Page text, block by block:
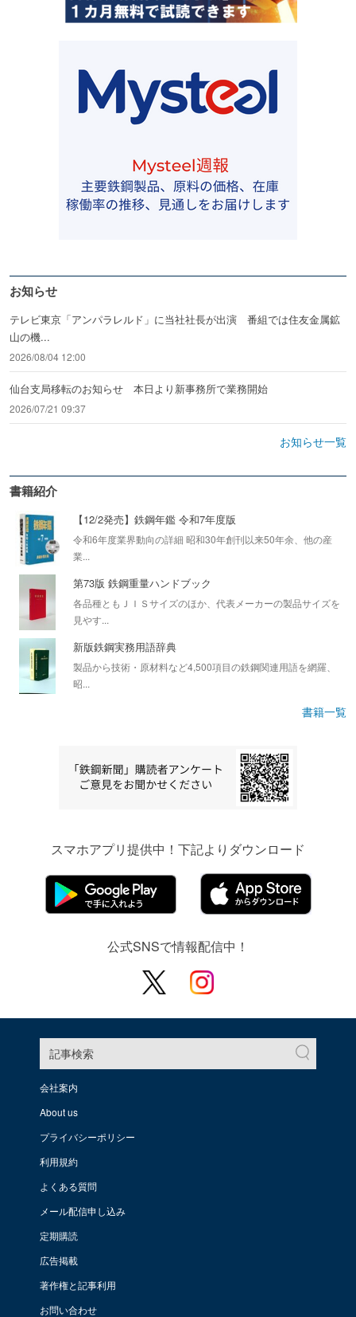
お知らせ
テレビ東京「アンパラレルド」に当社社長が出演 番組では住友金属鉱
山の機...
2026/08/04 12:00
仙台支局移転のお知らせ 本日より新事務所で業務開始
2026/07/21 09:37
お知らせ一覧
書籍紹介
【12/2発売】鉄鋼年鑑 令和7年度版
令和6年度業界動向の詳細 昭和30年創刊以来50年余、他の産
業...
第73版 鉄鋼重量ハンドブック
各品種ともＪＩＳサイズのほか、代表メーカーの製品サイズを
見やす...
新版鉄鋼実務用語辞典
製品から技術・原材料など4,500項目の鉄鋼関連用語を網羅、
昭...
書籍一覧
スマホアプリ提供中！下記よりダウンロード
公式SNSで情報配信中！
記事検索
会社案内
About us
プライバシーポリシー
利用規約
よくある質問
メール配信申し込み
定期購読
広告掲載
著作権と記事利用
お問い合わせ